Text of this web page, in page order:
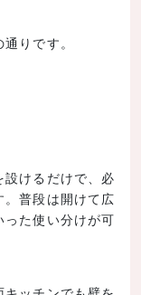
りです。
けるだけで、必
普段は開けて広
った使い分けが可